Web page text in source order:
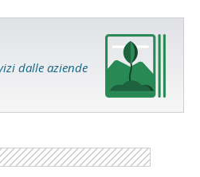
dalle aziende